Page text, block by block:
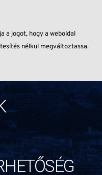
a jogot, hogy a weboldal
nélkül megváltoztassa.